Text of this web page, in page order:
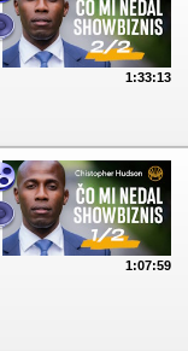
1:33:13
1:07:59